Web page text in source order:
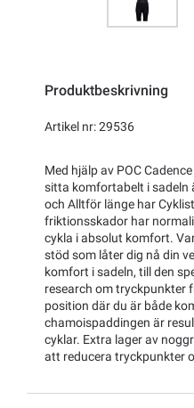
Produktbeskrivning
Artikel nr: 29536
Med hjälp av POC
sitta komfortabelt i sadeln
och Alltför länge har
friktionsskador har
cykla i absolut komfort.
stöd som låter dig nå din
komfort i sadeln, till den
research om tryckpunkter
position där du är både
chamoispaddingen är
cyklar. Extra lager av
att reducera tryckpunkter